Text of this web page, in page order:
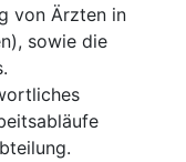
von Ärzten in
sowie die